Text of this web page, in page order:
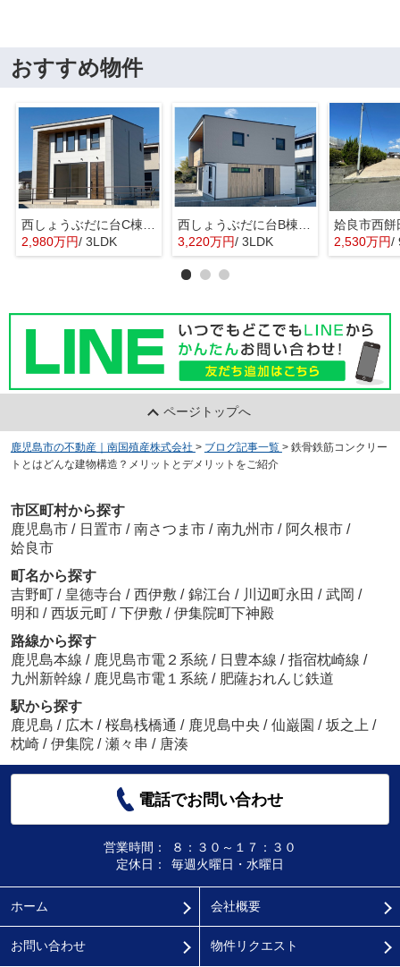
おすすめ物件
2,980万円/ 3LDK
3,220万円/ 3LDK
姶良市西
2,530万円/
ページトップへ
鹿児島市の不動産｜南国殖産株式会社 > ブログ記事一覧 > 鉄骨鉄筋コンクリー
トとはどんな建物構造？メリットとデメリットをご紹介
市区町村から探す
鹿児島市 / 日置市 / 南さつま市 / 南九州市 / 阿久根市 /
姶良市
町名から探す
吉野町 / 皇徳寺台 / 西伊敷 / 錦江台 / 川辺町永田 / 武岡 /
明和 / 西坂元町 / 下伊敷 / 伊集院町下神殿
路線から探す
鹿児島本線 / 鹿児島市電２系統 / 日豊本線 / 指宿枕崎線 /
九州新幹線 / 鹿児島市電１系統 / 肥薩おれんじ鉄道
駅から探す
鹿児島 / 広木 / 桜島桟橋通 / 鹿児島中央 / 仙巌園 / 坂之上 /
枕崎 / 伊集院 / 瀬々串 / 唐湊
電話でお問い合わせ
営業時間：
８：３０～１７：３０
定休日：
毎週火曜日・水曜日
ホーム 会社概要
お問い合わせ 物件リクエスト